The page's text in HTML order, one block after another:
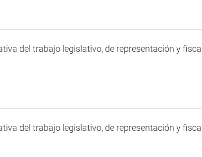
del trabajo legislativo, de representación y
del trabajo legislativo, de representación y